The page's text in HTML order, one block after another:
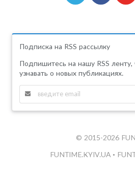
Подписка на RSS рассылку
Подпишитесь на нашу RSS
узнавать о новых публикациях.
© 2015-2026
FUNTIME.KYIV.UA •